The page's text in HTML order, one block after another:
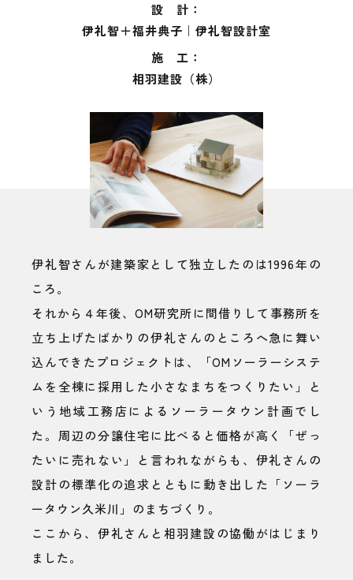
設 計：
伊礼智＋福井典子｜伊礼智設計室
施 工：
相羽建設（株）
伊礼智さんが建築家として独立したのは1996年の
ころ。
それから４年後、OM研究所に間借りして事務所を
立ち上げたばかりの伊礼さんのところへ急に舞い
込んできたプロジェクトは、「OMソーラーシステ
ムを全棟に採用した小さなまちをつくりたい」と
いう地域工務店によるソーラータウン計画でし
た。周辺の分譲住宅に比べると価格が高く「ぜっ
たいに売れない」と言われながらも、伊礼さんの
設計の標準化の追求とともに動き出した「ソーラ
ータウン久米川」のまちづくり。
ここから、伊礼さんと相羽建設の協働がはじまり
ました。